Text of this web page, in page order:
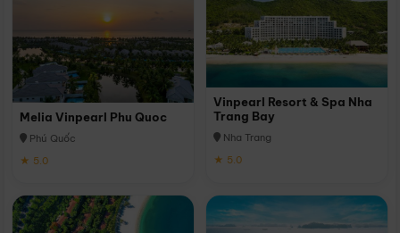
Melia Vinpearl Phu Quoc
Phú Quốc
★ 5.0
Vinpearl Resort & Spa Nha
Trang Bay
Nha Trang
★ 5.0